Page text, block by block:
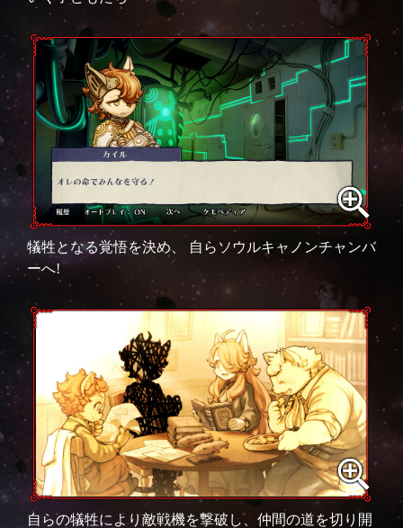
犠牲となる覚悟を決め、 自らソウルキャノンチャンバ
ーへ!
自らの犠牲により敵戦機を撃破し、仲間の道を切り開